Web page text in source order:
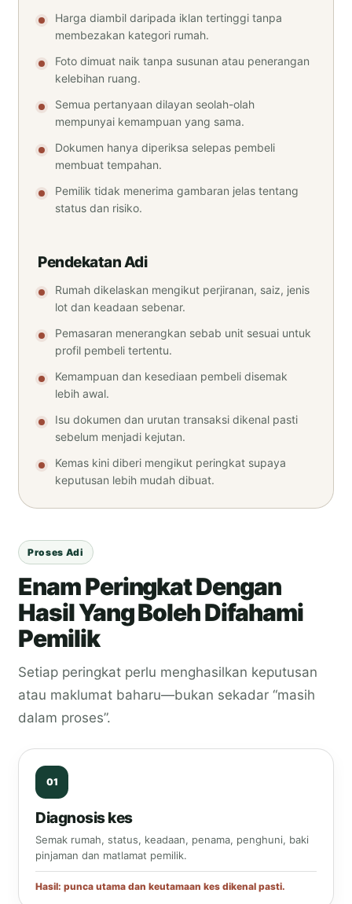
Harga diambil daripada iklan tertinggi tanpa
membezakan kategori rumah.
Foto dimuat naik tanpa susunan atau penerangan
kelebihan ruang.
Semua pertanyaan dilayan seolah-olah
mempunyai kemampuan yang sama.
Dokumen hanya diperiksa selepas pembeli
membuat tempahan.
Pemilik tidak menerima gambaran jelas tentang
status dan risiko.
Pendekatan Adi
Rumah dikelaskan mengikut perjiranan, saiz, jenis
lot dan keadaan sebenar.
Pemasaran menerangkan sebab unit sesuai untuk
profil pembeli tertentu.
Kemampuan dan kesediaan pembeli disemak
lebih awal.
Isu dokumen dan urutan transaksi dikenal pasti
sebelum menjadi kejutan.
Kemas kini diberi mengikut peringkat supaya
keputusan lebih mudah dibuat.
Proses Adi
Enam Peringkat Dengan
Hasil Yang Boleh Difahami
Pemilik
Setiap peringkat perlu menghasilkan keputusan
atau maklumat baharu—bukan sekadar “masih
dalam proses”.
Diagnosis kes
Semak rumah, status, keadaan, penama, penghuni, baki
pinjaman dan matlamat pemilik.
Hasil: punca utama dan keutamaan kes dikenal pasti.